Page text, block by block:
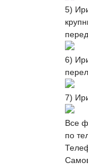
5)
6)
7)
Все
по